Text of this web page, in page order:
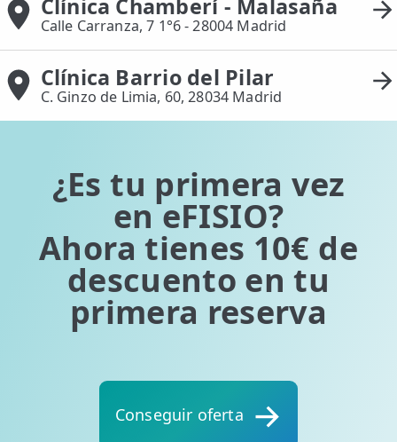
Clínica Chamberí - Malasaña
Calle Carranza, 7 1°6 - 28004 Madrid
Clínica Barrio del Pilar
C. Ginzo de Limia, 60, 28034 Madrid
¿Es tu primera vez
en eFISIO?
Ahora tienes 10€ de
descuento en tu
primera reserva
Conseguir oferta